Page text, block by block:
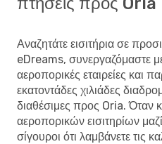
Αναζητάτε εισιτήρια σε
eDreams, συνεργαζόμαστε
αεροπορικές εταιρείες και
εκατοντάδες χιλιάδες
διαθέσιμες προς Oria. Όταν
αεροπορικών εισιτηρίων
σίγουροι ότι λαμβάνετε τις